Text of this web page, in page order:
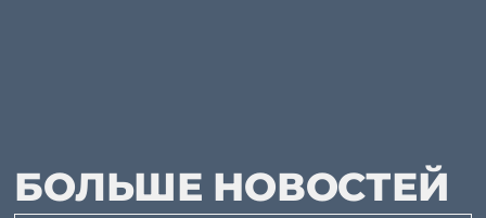
БОЛЬШЕ НОВОСТЕЙ